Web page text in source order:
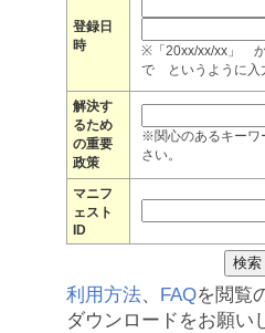
登録日
時
※「20xx/xx/xx」
で というように入
解決す
るため
の重要
政策
※関心のあるキーワ
さい。
マニフ
ェスト
ID
利用方法、 FAQを閲覧
ダウンロードをお願い